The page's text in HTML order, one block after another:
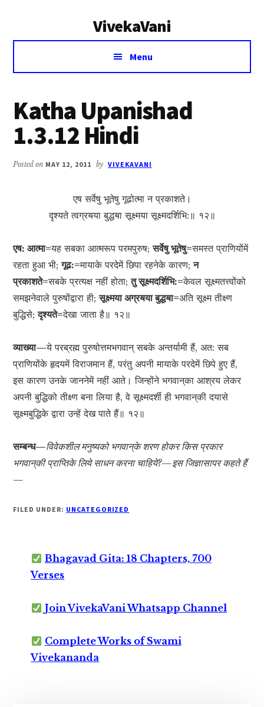
VivekaVani
Voice
Vivekananda
Menu
Katha Upanishad
1.3.12 Hindi
Posted on MAY 12, 2011 by VIVEKAVANI
एष सर्वेषु भूतेषु गूढोत्मा न प्रकाशते।
दृश्यते त्वग्रॺया बुद्धॺा सूक्ष्मया सूक्ष्मदर्शिभि:॥ १२॥
एष: आत्मा=यह सबका आत्मरूप परमपुरुष;सर्वेषु भूतेषु=समस्त प्राणियोंमें
रहता हुआ भी;गूढ:=मायाके परदेमें छिपा रहनेके कारण;न
प्रकाशते=सबके प्रत्यक्ष नहीं होता;तु सूक्ष्मदर्शिभि:=केवल सूक्ष्मतत्त्वोंको
समझनेवाले पुरुषोंद्वारा ही;सूक्ष्मया अग्रॺया बुद्धॺा=अति सूक्ष्म तीक्ष्ण
बुद्धिसे;दृश्यते=देखा जाता है॥ १२॥
व्याख्या—ये परब्रह्म पुरुषोत्तमभगवान् सबके अन्तर्यामी हैं, अत: सब
प्राणियोंके हृदयमें विराजमान हैं, परंतु अपनी मायाके परदेमें छिपे हुए हैं,
इस कारण उनके जाननेमें नहीं आते। जिन्होंने भगवान‍्का आश्रय लेकर
अपनी बुद्धिको तीक्ष्ण बना लिया है, वे सूक्ष्मदर्शी ही भगवान‍्की दयासे
सूक्ष्मबुद्धिके द्वारा उन्हें देख पाते हैं॥ १२॥
सम्बन्ध—विवेकशील मनुष्यको भगवान‍्के शरण होकर किस प्रकार
भगवान‍्की प्राप्तिके लिये साधन करना चाहिये?—इस जिज्ञासापर कहते हैं
—
FILED UNDER: UNCATEGORIZED
Bhagavad Gita: 18 Chapters, 700
Verses
Join VivekaVani Whatsapp Channel
Complete Works of Swami
Vivekananda